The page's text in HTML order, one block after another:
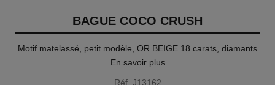
BAGUE COCO CRUSH
Motif matelassé, petit modèle, OR BEIGE 18 carats, diamants
En savoir plus
Réf. J13162